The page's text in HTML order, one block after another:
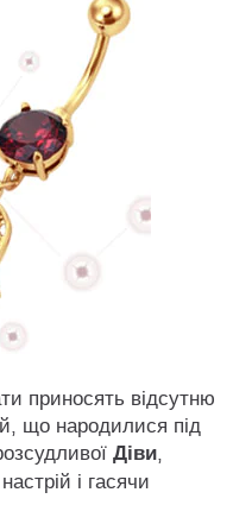
приносять відсутню
що народилися під
Діви,
і гасячи